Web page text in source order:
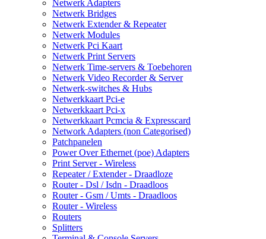
Netwerk Adapters
Netwerk Bridges
Netwerk Extender & Repeater
Netwerk Modules
Netwerk Pci Kaart
Netwerk Print Servers
Netwerk Time-servers & Toebehoren
Netwerk Video Recorder & Server
Netwerk-switches & Hubs
Netwerkkaart Pci-e
Netwerkkaart Pci-x
Netwerkkaart Pcmcia & Expresscard
Network Adapters (non Categorised)
Patchpanelen
Power Over Ethernet (poe) Adapters
Print Server - Wireless
Repeater / Extender - Draadloze
Router - Dsl / Isdn - Draadloos
Router - Gsm / Umts - Draadloos
Router - Wireless
Routers
Splitters